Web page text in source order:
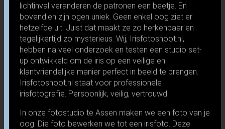
lichtinval veranderen de patronen een beetje. En
bovendien zijn ogen uniek. Geen enkel oog ziet er
hetzelfde uit. Juist dat maakt ze zo herkenbaar en
tegelijkertijd zo mysterieus. Wij, Irisfotoshoot.nl,
hebben na veel onderzoek en testen een studio set-
up ontwikkeld om de iris op een veilige en
klantvriendelijke manier perfect in beeld te brengen.
Irisfotoshoot.nl staat voor professionele
irisfotografie. Persoonlijk, veilig, vertrouwd.
In onze fotostudio te Assen maken we een foto van je
oog. Die foto bewerken we tot een irisfoto. Deze